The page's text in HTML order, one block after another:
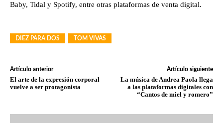
Baby, Tidal y Spotify, entre otras plataformas de venta digital.
DIEZ PARA DOS TOM VIVAS
Artículo anterior
El arte de la expresión corporal
vuelve a ser protagonista
Artículo siguiente
La música de Andrea Paola llega
a las plataformas digitales con
“Cantos de miel y romero”